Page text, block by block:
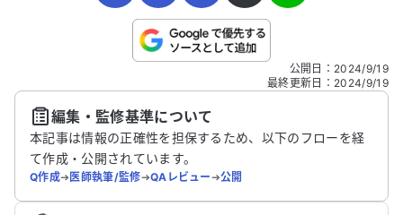
こちらは送信専用のフォームです。氏名やご自身の病気の詳細な
送信する
公開日 ： 2024/9/19
最終更新日 ： 2024/9/19
編集・監修基準について
本記事は情報の正確性を担保するため、以下のフローを経
て作成・公開されています。
Q作成➔医師執筆/監修➔QAレビュー➔公開